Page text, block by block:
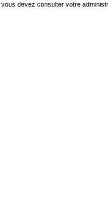
devez consulter votre